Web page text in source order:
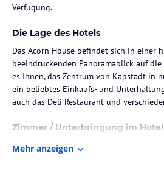
Verfügung.
Die Lage des Hotels
Das Acorn House befindet sich in einer
beeindruckenden Panoramablick auf
es Ihnen, das Zentrum von Kapstadt in
ein beliebtes Einkaufs- und
auch das Deli Restaurant und
Zimmer / Unterbringung im Hotel
Die Zimmer im Acorn House sind
Mehr anzeigen